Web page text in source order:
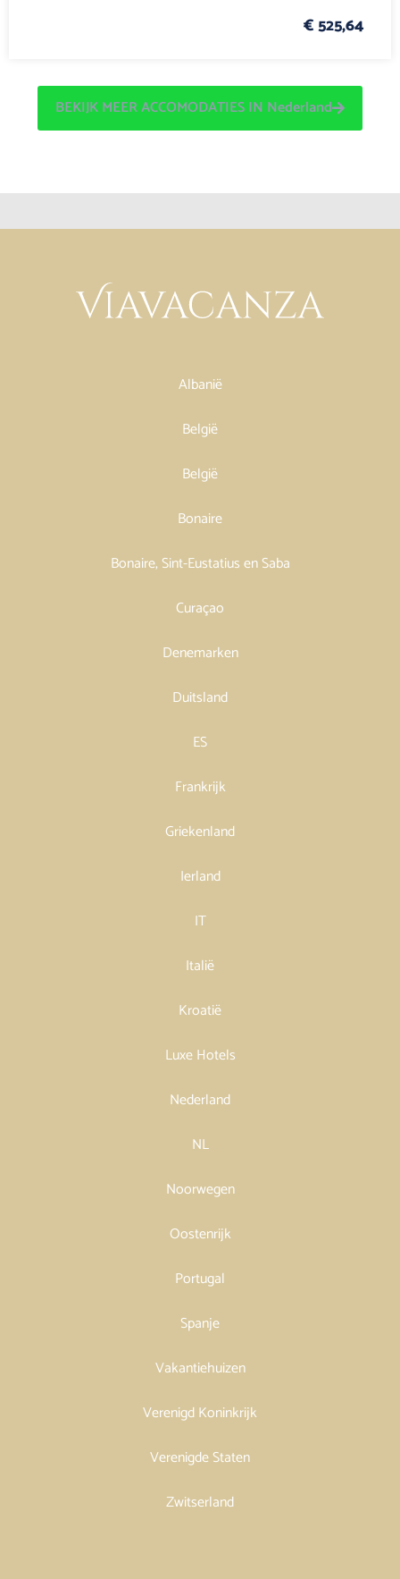
€ 525,64
BEKIJK MEER ACCOMODATIES IN Nederland
Albanië
België
België
Bonaire
Bonaire, Sint-Eustatius en Saba
Curaçao
Denemarken
Duitsland
ES
Frankrijk
Griekenland
Ierland
IT
Italië
Kroatië
Luxe Hotels
Nederland
NL
Noorwegen
Oostenrijk
Portugal
Spanje
Vakantiehuizen
Verenigd Koninkrijk
Verenigde Staten
Zwitserland